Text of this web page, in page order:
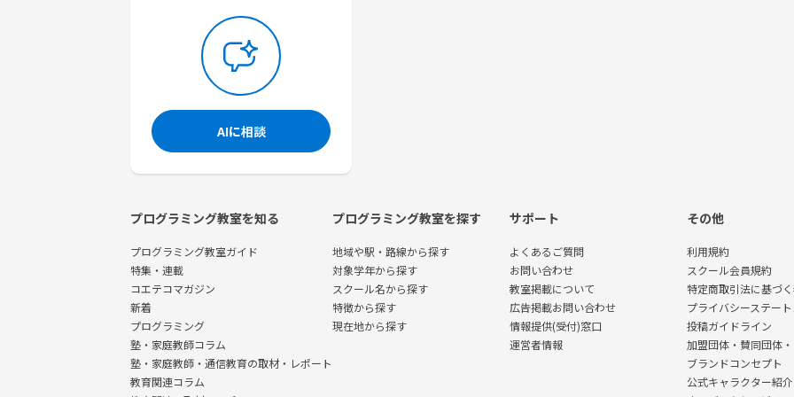
AIに相談
プログラミング教室を知る
プログラミング教室ガイド
特集・連載
コエテコマガジン
新着
プログラミング
塾・家庭教師コラム
塾・家庭教師・通信教育の取材・レポート
教育関連コラム
プログラミング教室を探す
地域や駅・路線から探す
対象学年から探す
スクール名から探す
特徴から探す
現在地から探す
サポート
よくあるご質問
お問い合わせ
教室掲載について
広告掲載お問い合わせ
情報提供(受付)窓口
運営者情報
その他
利用規約
スクール会員規約
特定商取引法に基づ
プライバシーステー
投稿ガイドライン
加盟団体・賛同団体
ブランドコンセプト
公式キャラクター紹介